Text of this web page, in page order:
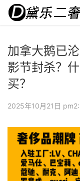
加拿大鹅已
影节封杀？
买？
2025年10月21日